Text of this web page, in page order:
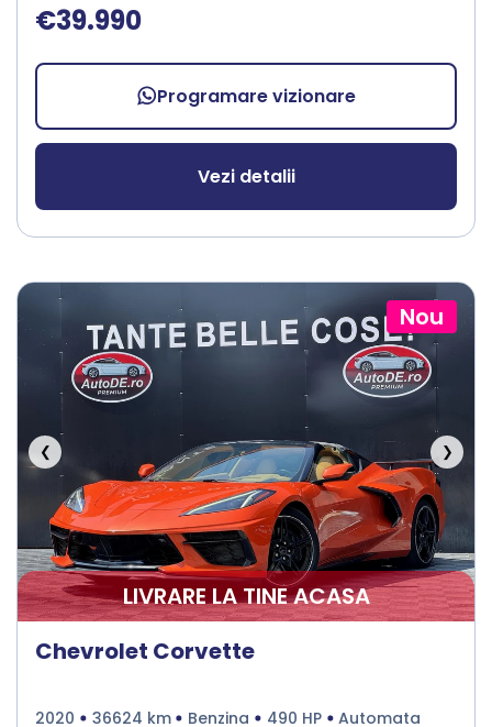
€39.990
Programare vizionare
Vezi detalii
Nou
❮ ❯
LIVRARE LA TINE ACASA
Chevrolet Corvette
2020 36624 km Benzina 490 HP Automata